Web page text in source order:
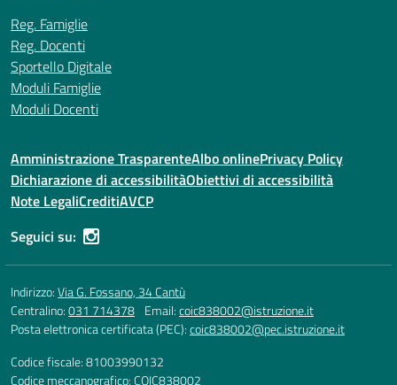
Reg. Famiglie
Reg. Docenti
Sportello Digitale
Moduli Famiglie
Moduli Docenti
Amministrazione TrasparenteAlbo onlinePrivacy Policy
Dichiarazione di accessibilitàObiettivi di accessibilità
Note LegaliCreditiAVCP
Seguici su:
Indirizzo:Via G. Fossano, 34 Cantù
Centralino:031 714378 Email:coic838002@istruzione.it
Posta elettronica certificata (PEC):coic838002@pec.istruzione.it
Codice fiscale: 81003990132
Codice meccanografico:COIC838002